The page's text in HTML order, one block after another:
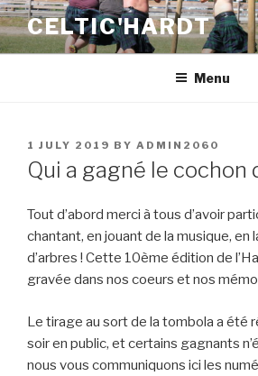
Skip
to
content
CELTIC'HARDT
Menu
POSTED
ON
1 JULY 2019 BY ADMIN2060
Qui a gagné le cochon
Tout d’abord merci à tous d’avoir
chantant, en jouant de la musique, en
d’arbres ! Cette 10ème édition de
gravée dans nos coeurs et nos
Le tirage au sort de la tombola a été
soir en public, et certains gagnants
nous vous communiquons ici les